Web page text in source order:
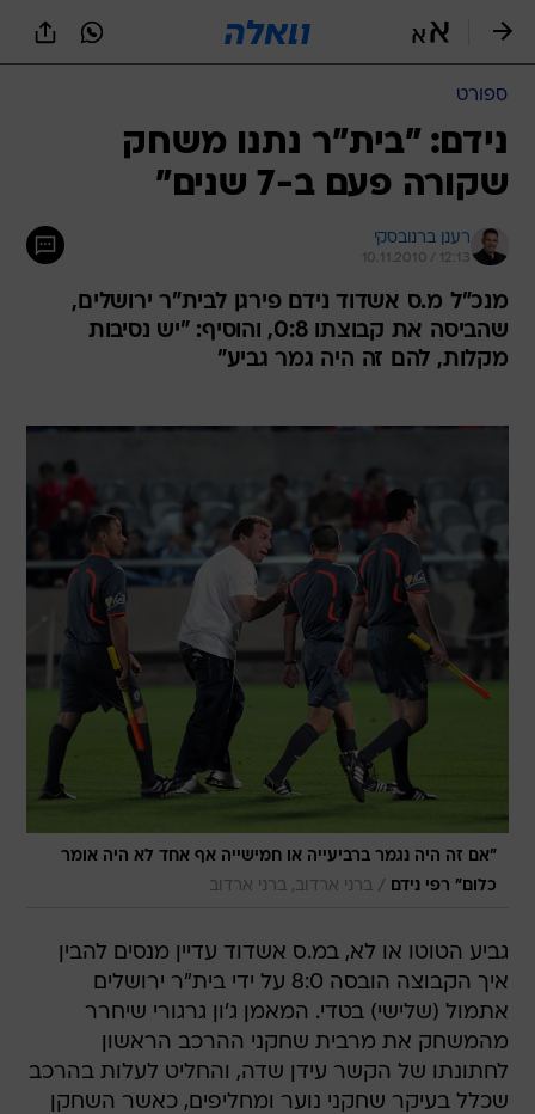
ספורט
נידם: "בית"ר נתנו משחק
שקורה פעם ב-7 שנים"
רענן ברנובסקי
10.11.2010 / 12:13
מנכ"ל מ.ס אשדוד נידם פירגן לבית"ר ירושלים,
שהביסה את קבוצתו 0:8, והוסיף: "יש נסיבות
מקלות, להם זה היה גמר גביע"
"אם זה היה נגמר ברביעייה או חמישייה אף אחד לא היה אומר
כלום" רפי נידם
/ ברני ארדוב, ברני ארדוב
גביע הטוטו או לא, במ.ס אשדוד עדיין מנסים להבין
איך הקבוצה הובסה 8:0 על ידי בית"ר ירושלים
אתמול (שלישי) בטדי. המאמן ג'ון גרגורי שיחרר
מהמשחק את מרבית שחקני ההרכב הראשון
לחתונתו של הקשר עידן שדה, והחליט לעלות בהרכב
שכלל בעיקר שחקני נוער ומחליפים, כאשר השחקן